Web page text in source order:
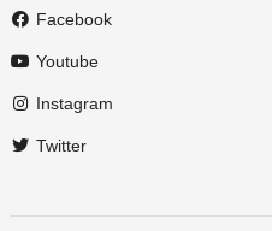
Facebook
Youtube
Instagram
Twitter